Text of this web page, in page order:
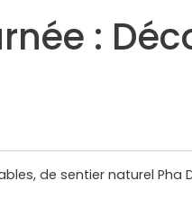
:
de sentier naturel Pha